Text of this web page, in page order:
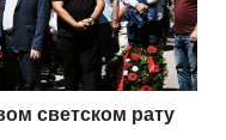
светском рату